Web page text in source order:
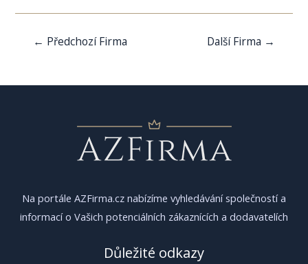
Navigace
← Předchozí Firma Další Firma →
Na portále AZFirma.cz nabízíme vyhledávání společností a
informací o Vašich potenciálních zákaznících a dodavatelích
Důležité odkazy